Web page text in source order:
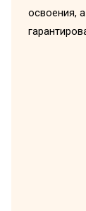
освоения,